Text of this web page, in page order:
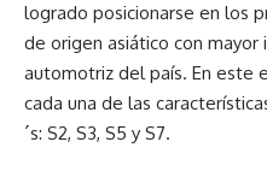
logrado posicionarse en los
de origen asiático con
automotriz del país. En este
cada una de las
´s: S2, S3, S5 y S7.